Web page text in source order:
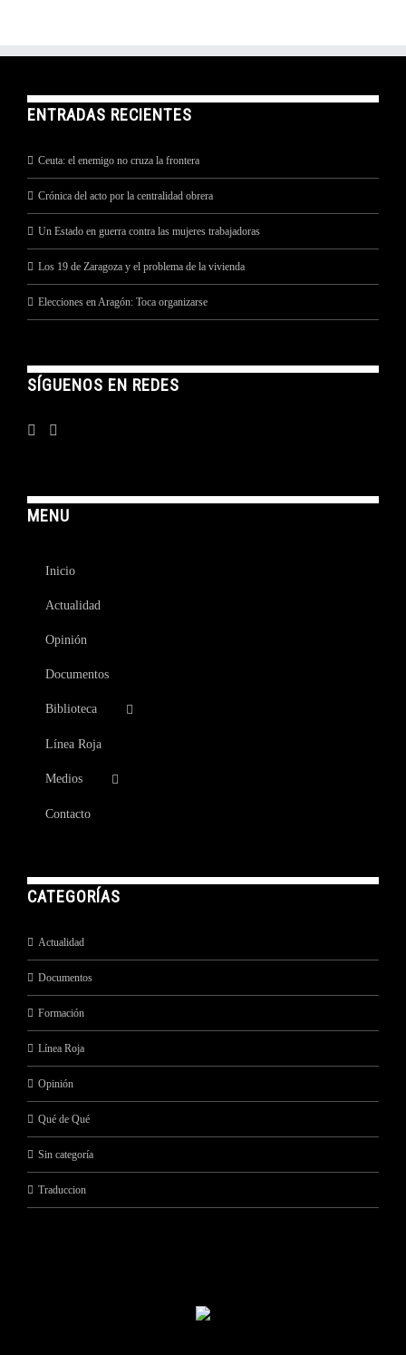
ENTRADAS RECIENTES
Ceuta: el enemigo no cruza la frontera
Crónica del acto por la centralidad obrera
Un Estado en guerra contra las mujeres trabajadoras
Los 19 de Zaragoza y el problema de la vivienda
Elecciones en Aragón: Toca organizarse
SÍGUENOS EN REDES
MENU
Inicio
Actualidad
Opinión
Documentos
Biblioteca
Línea Roja
Medios
Contacto
CATEGORÍAS
Actualidad
Documentos
Formación
Línea Roja
Opinión
Qué de Qué
Sin categoría
Traduccion